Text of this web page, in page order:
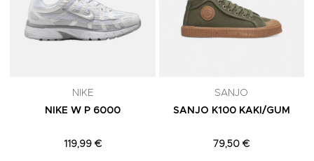
NIKE
NIKE W P 6000
119,99 €
SANJO
SANJO K100 KAKI/GUM
79,50 €